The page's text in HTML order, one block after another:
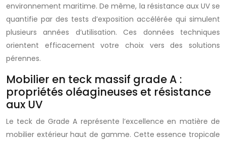
environnement maritime. De même, la résistance aux UV se
quantifie par des tests d’exposition accélérée qui simulent
plusieurs années d’utilisation. Ces données techniques
orientent efficacement votre choix vers des solutions
pérennes.
Mobilier en teck massif grade A :
propriétés oléagineuses et résistance
aux UV
Le teck de Grade A représente l’excellence en matière de
mobilier extérieur haut de gamme. Cette essence tropicale